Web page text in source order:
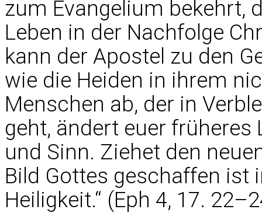
zum Evangelium bekehrt,
Leben in der Nachfolge
kann der Apostel zu den
wie die Heiden in ihrem
Menschen ab, der in
geht, ändert euer früheres
und Sinn. Ziehet den
Bild Gottes geschaffen ist
Heiligkeit.“ (Eph 4, 17.